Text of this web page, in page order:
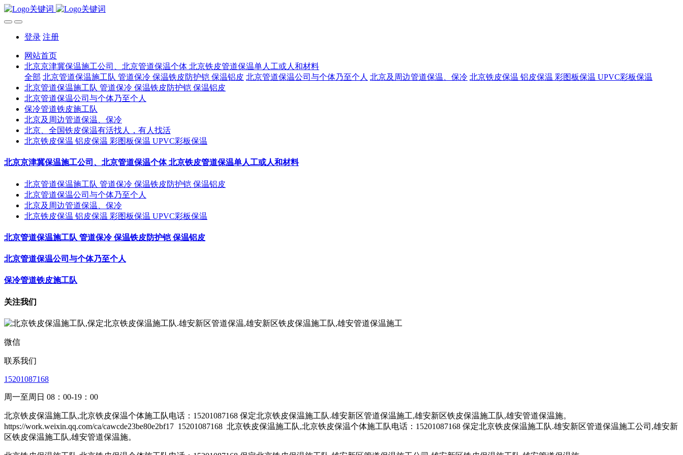
登录 注册
网站首页
北京京津冀保温施工公司、北京管道保温个体 北京铁皮管道保温单人工或人和材料
全部 北京管道保温施工队 管道保冷 保温铁皮防护铠 保温铝皮 北京管道保温公司与个体乃至个人 北京及周边管道保温、保冷 北京铁皮保温 铝皮保温 彩图板保温 UPVC彩板保温
北京管道保温施工队 管道保冷 保温铁皮防护铠 保温铝皮
北京管道保温公司与个体乃至个人
保冷管道铁皮施工队
北京及周边管道保温、保冷
北京、全国铁皮保温有活找人，有人找活
北京铁皮保温 铝皮保温 彩图板保温 UPVC彩板保温
北京京津冀保温施工公司、北京管道保温个体 北京铁皮管道保温单人工或人和材料
北京管道保温施工队 管道保冷 保温铁皮防护铠 保温铝皮
北京管道保温公司与个体乃至个人
北京及周边管道保温、保冷
北京铁皮保温 铝皮保温 彩图板保温 UPVC彩板保温
北京管道保温施工队 管道保冷 保温铁皮防护铠 保温铝皮
北京管道保温公司与个体乃至个人
保冷管道铁皮施工队
关注我们
微信
联系我们
15201087168
周一至周日 08：00-19：00
北京铁皮保温施工队,北京铁皮保温个体施工队电话：15201087168 保定北京铁皮保温施工队.雄安新区管道保温施工,雄安新区铁皮保温施工队,雄安管道保温施。
https://work.weixin.qq.com/ca/cawcde23be80e2bf17 15201087168 北京铁皮保温施工队,北京铁皮保温个体施工队电话：15201087168 保定北京铁皮保温施工队.雄安新区管道保温施工公司,雄安新
区铁皮保温施工队,雄安管道保温施。